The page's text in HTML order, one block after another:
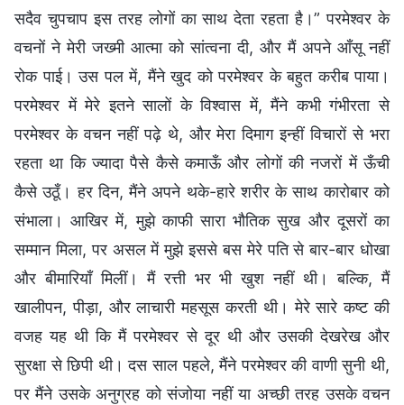
सदैव चुपचाप इस तरह लोगों का साथ देता रहता है।” परमेश्वर के
वचनों ने मेरी जख्मी आत्मा को सांत्वना दी, और मैं अपने आँसू नहीं
रोक पाई। उस पल में, मैंने खुद को परमेश्वर के बहुत करीब पाया।
परमेश्वर में मेरे इतने सालों के विश्वास में, मैंने कभी गंभीरता से
परमेश्वर के वचन नहीं पढ़े थे, और मेरा दिमाग इन्हीं विचारों से भरा
रहता था कि ज्यादा पैसे कैसे कमाऊँ और लोगों की नजरों में ऊँची
कैसे उठूँ। हर दिन, मैंने अपने थके-हारे शरीर के साथ कारोबार को
संभाला। आखिर में, मुझे काफी सारा भौतिक सुख और दूसरों का
सम्मान मिला, पर असल में मुझे इससे बस मेरे पति से बार-बार धोखा
और बीमारियाँ मिलीं। मैं रत्ती भर भी खुश नहीं थी। बल्कि, मैं
खालीपन, पीड़ा, और लाचारी महसूस करती थी। मेरे सारे कष्ट की
वजह यह थी कि मैं परमेश्वर से दूर थी और उसकी देखरेख और
सुरक्षा से छिपी थी। दस साल पहले, मैंने परमेश्वर की वाणी सुनी थी,
पर मैंने उसके अनुग्रह को संजोया नहीं या अच्छी तरह उसके वचन